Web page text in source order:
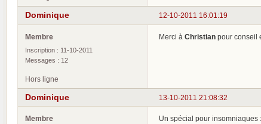
12-10-2011 16:01:19
Dominique
Membre
Inscription : 11-10-2011
Messages : 12
Merci à Christian pour conseil
Hors ligne
13-10-2011 21:08:32
Dominique
Membre
Un spécial pour insomniaques :